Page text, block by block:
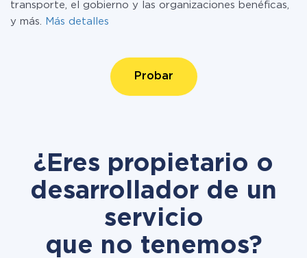
transporte, el gobierno y las organizaciones benéficas,
y más.
Más detalles
Probar
¿Eres propietario o
desarrollador de un
servicio
que no tenemos?